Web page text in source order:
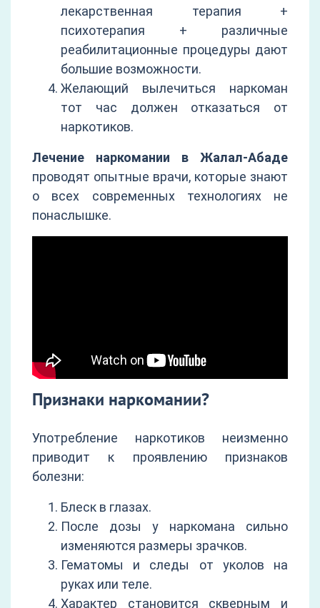
лекарственная терапия +
психотерапия + различные
реабилитационные процедуры дают
большие возможности.
Желающий вылечиться наркоман
тот час должен отказаться от
наркотиков.
Лечение наркомании в Жалал-Абаде
проводят опытные врачи, которые знают
о всех современных технологиях не
понаслышке.
Признаки наркомании?
Употребление наркотиков неизменно
приводит к проявлению признаков
болезни:
Блеск в глазах.
После дозы у наркомана сильно
изменяются размеры зрачков.
Гематомы и следы от уколов на
руках или теле.
Характер становится скверным и